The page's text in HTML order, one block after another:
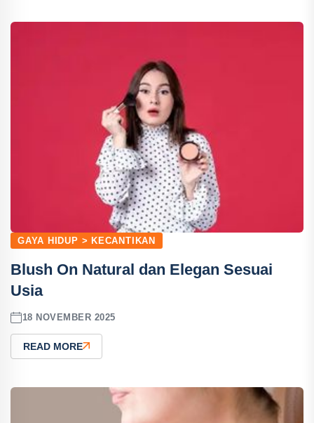
GAYA HIDUP > KECANTIKAN
Blush On Natural dan Elegan Sesuai
Usia
18 NOVEMBER 2025
READ MORE